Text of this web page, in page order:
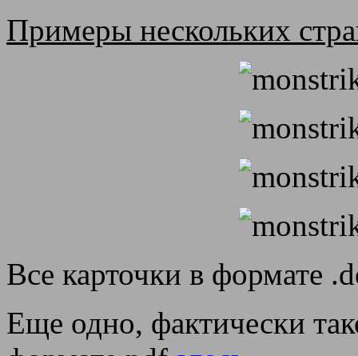
Примеры нескольких
Все карточки в формате
Еще одно, фактически